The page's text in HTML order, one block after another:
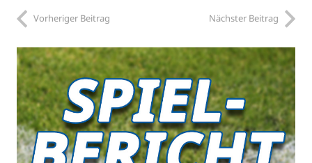
Vorheriger Beitrag Nächster Beitrag